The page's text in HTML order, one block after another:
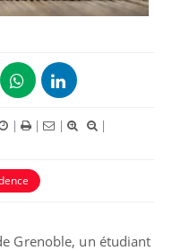
| | |
|
Grenoble, un étudiant